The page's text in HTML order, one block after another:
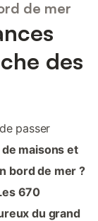
de mer
des
passer
maisons et
bord de mer ?
670
du grand